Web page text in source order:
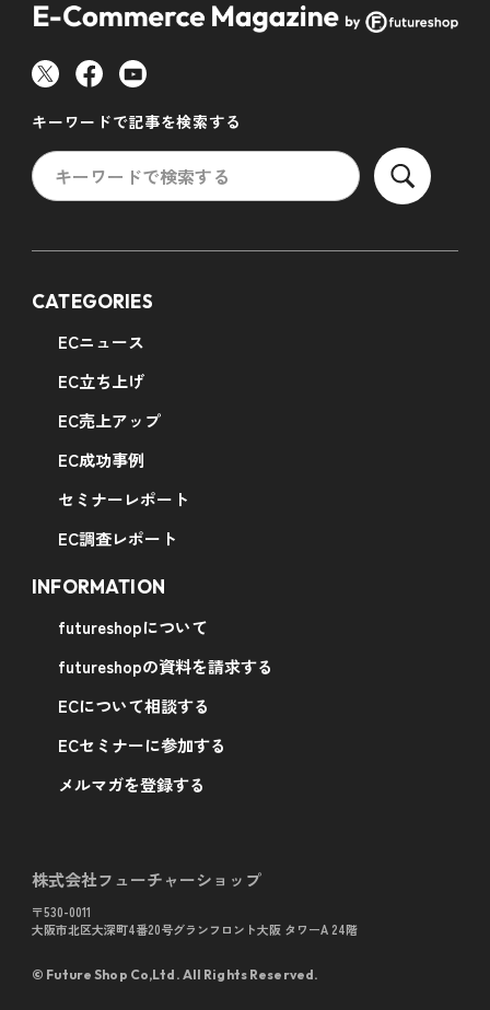
キーワードで記事を検索する
CATEGORIES
ECニュース
EC立ち上げ
EC売上アップ
EC成功事例
セミナーレポート
EC調査レポート
INFORMATION
futureshopについて
futureshopの資料を請求する
ECについて相談する
ECセミナーに参加する
メルマガを登録する
株式会社フューチャーショップ
〒530-0011
大阪市北区大深町4番20号グランフロント大阪 タワーA 24階
©︎ Future Shop Co,Ltd. All Rights Reserved.